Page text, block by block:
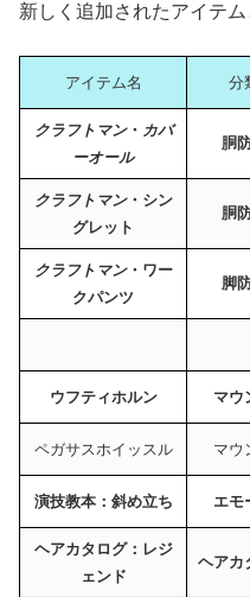
新しく追加されたアイテム
アイテム名 分
クラフトマン・ カバ
ーオール
胴
クラフトマン・シン
グレット
胴
クラフトマン・ワー
クパンツ
脚
ウフティホルン マウ
ペガサスホイッスル マウ
演技教本：斜め立ち エモ
ヘアカタログ：レジ
ェンド
ヘアカ